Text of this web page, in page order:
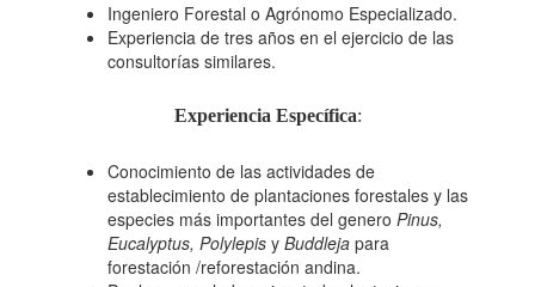
Ingeniero Forestal o Agrónomo Especializado.
Experiencia de tres años en el ejercicio de las
consultorías similares.
Experiencia Específica:
Conocimiento de las actividades de
establecimiento de plantaciones forestales y las
especies más importantes del genero Pinus,
Eucalyptus, Polylepis y Buddleja para
forestación /reforestación andina.